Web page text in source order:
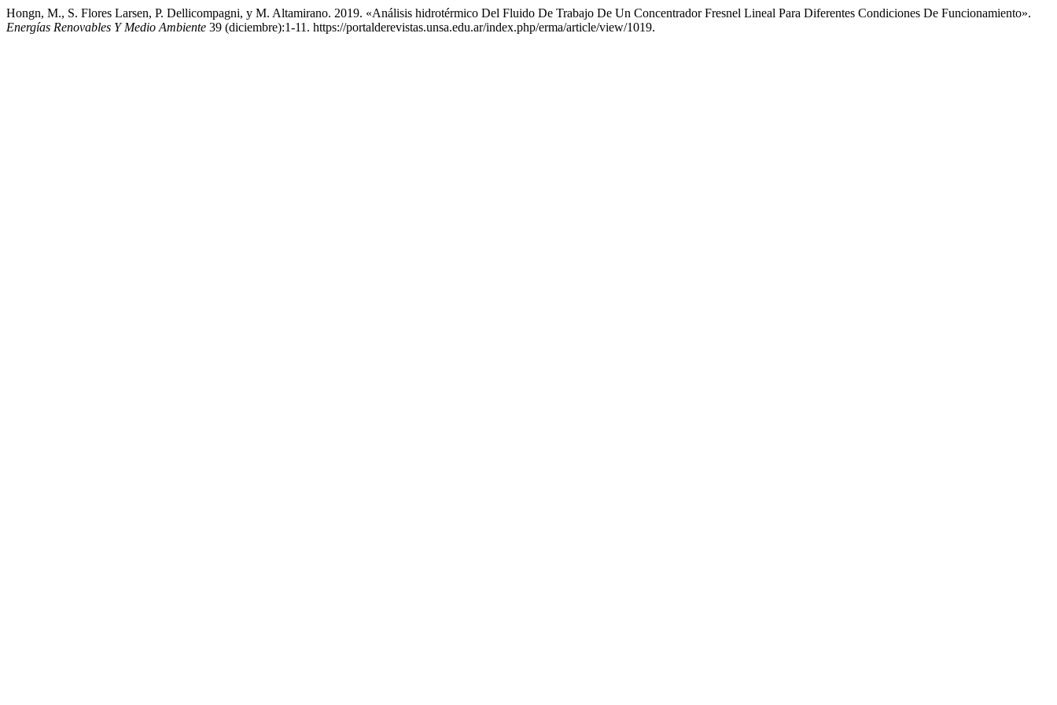
Hongn, M., S. Flores Larsen, P. Dellicompagni, y M. Altamirano. 2019. «Análisis hidrotérmico Del Fluido De Trabajo De Un Concentrador Fresnel Lineal Para Diferentes Condiciones De Funcionamiento».
Energías Renovables Y Medio Ambiente 39 (diciembre):1-11. https://portalderevistas.unsa.edu.ar/index.php/erma/article/view/1019.